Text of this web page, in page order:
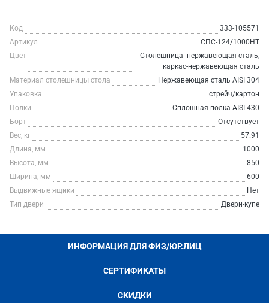
Код
333-105571
Артикул
СПС-124/1000НТ
Цвет
Столешница- нержавеющая сталь,
каркас-нержавеющая сталь
Материал столешницы стола
Нержавеющая сталь AISI 304
Упаковка
стрейч/картон
Полки
Сплошная полка AISI 430
Борт
Отсутствует
Вес, кг
57.91
Длина, мм
1000
Высота, мм
850
Ширина, мм
600
Выдвижные ящики
Нет
Тип двери
Двери-купе
ИНФОРМАЦИЯ ДЛЯ ФИЗ/ЮР.ЛИЦ
СЕРТИФИКАТЫ
СКИДКИ